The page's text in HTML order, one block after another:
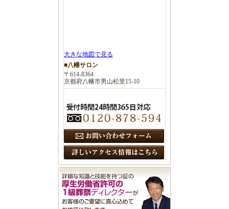
大きな地図で見る
■八幡サロン
〒614-8364
京都府八幡市男山松里15-10